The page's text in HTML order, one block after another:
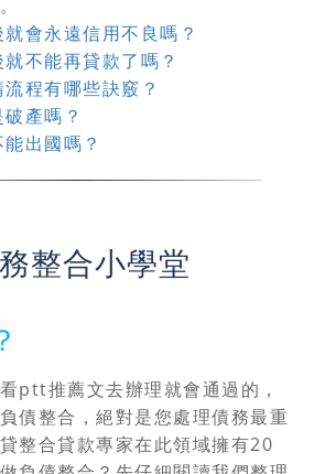
會永遠信用不良嗎？
不能再貸款了嗎？
程有哪些訣竅？
產嗎？
出國嗎？
整合小學堂
ptt推薦文去辦理就會通過的，
債整合，絕對是您處理債務最重
貸整合貸款專家在此領域擁有20